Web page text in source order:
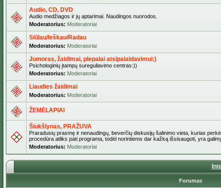
Audio, CD, DVD
Audio medžiagos ir jų aptarimai. Naudingos nuorodos.
Moderatorius: Moderatoriai
Siūlau/Ieškau/Radau
Moderatorius: Moderatoriai
Jumoras, žaidimai, plepalai atsipalaidavimui:)
Psichologinių įtampų sureguliavimo centras:))
Moderatorius: Moderatoriai
Liaudies žaidimai
Moderatorius: Moderatoriai
ŽEMĖLAPIAI
Šiukšlynas, PRAŽUVA
Praradusių prasmę ir nenaudingų, beverčių diskusijų šalinimo vieta, kurias
procedūra atliks pati programa, todėl norintiems dar kažką išsisaugoti, yra
Moderatorius: Moderatoriai
Forumas